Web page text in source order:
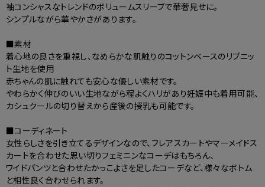
袖コンシャスなトレンドのボリュームスリーブで華奢見せに。
シンプルながら華やかさがあります。
■素材
着心地の良さを重視し、なめらかな肌触りのコットンベースのリブニッ
ト生地を使用
赤ちゃんの肌に触れても安心な優しい素材です。
やわらかく伸びのいい生地ながら程よくハリがあり妊娠中も着用可能、
カシュクールの切り替えから産後の授乳も可能です。
■コーディネート
女性らしさを引き立てるデザインなので、フレアスカートやマーメイドス
カートを合わせた思い切りフェミニンなコーデはもちろん、
ワイドパンツと合わせたかっこよさを足したコーデなど、様々なボトム
と相性良く合わせられます。